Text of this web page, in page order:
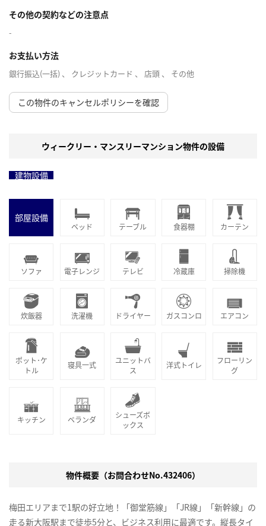
その他の契約などの注意点
-
お支払い方法
銀行振込(一括) 、 クレジットカード 、 店頭 、 その他
この物件のキャンセルポリシーを確認
ウィークリー・マンスリーマンション物件の設備
建物設備
部屋設備
ベッド テーブル 食器棚 カーテン
ソファ 電子レンジ テレビ 冷蔵庫 掃除機
炊飯器 洗濯機 ドライヤー ガスコンロ エアコン
ポット･ケ
トル
寝具一式
ユニットバ
ス
洋式トイレ
フローリン
グ
キッチン ベランダ
シューズボ
ックス
物件概要（お問合わせNo.432406）
梅田エリアまで1駅の好立地！「御堂筋線」「JR線」「新幹線」の
走る新大阪駅まで徒歩5分と、ビジネス利用に最適です。縦長タイ